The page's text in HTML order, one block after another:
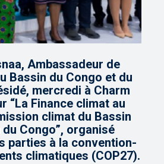
Ambassadeur de
Bassin du Congo et du
mercredi à Charm
“La Finance climat au
climat du Bassin
Congo”, organisé
parties à la convention-
climatiques (COP27).